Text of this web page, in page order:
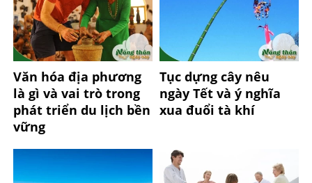
Văn hóa địa phương
là gì và vai trò trong
phát triển du lịch bền
vững
Tục dựng cây nêu
ngày Tết và ý nghĩa
xua đuổi tà khí